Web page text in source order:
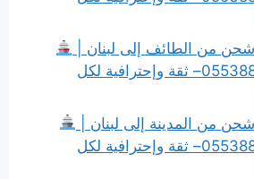
من الطائف إلى لبنان |
0553885449– ثقة وإحترافية لكل
من المدينة إلى لبنان |
0553885449– ثقة وإحترافية لكل